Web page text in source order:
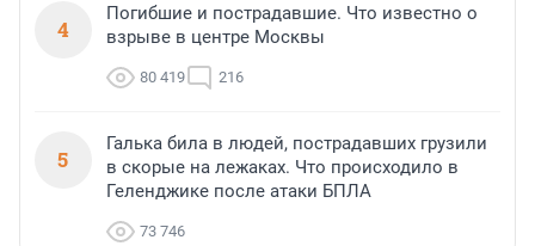
4
Погибшие и пострадавшие. Что известно о
взрыве в центре Москвы
80 419 216
5
Галька била в людей, пострадавших грузили
в скорые на лежаках. Что происходило в
Геленджике после атаки БПЛА
73 746